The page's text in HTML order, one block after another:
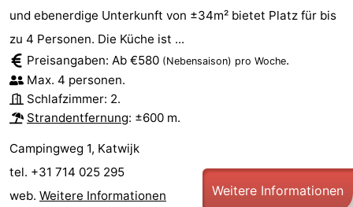
und ebenerdige Unterkunft von ±34m² bietet Platz für bis
zu 4 Personen. Die Küche ist ...
Preisangaben: Ab €580 (Nebensaison) pro Woche.
Max. 4 personen.
Schlafzimmer: 2.
Strandentfernung: ±600 m.
Campingweg 1, Katwijk
tel. +31 714 025 295
web. Weitere Informationen Weitere Informationen